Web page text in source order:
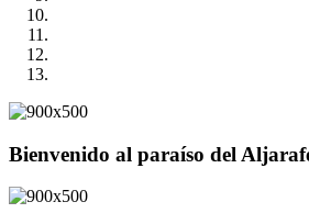
Bienvenido al paraíso del